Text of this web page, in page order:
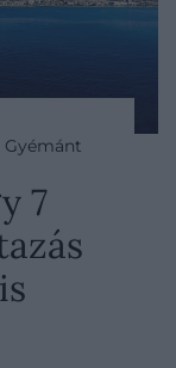
Gyémánt
7